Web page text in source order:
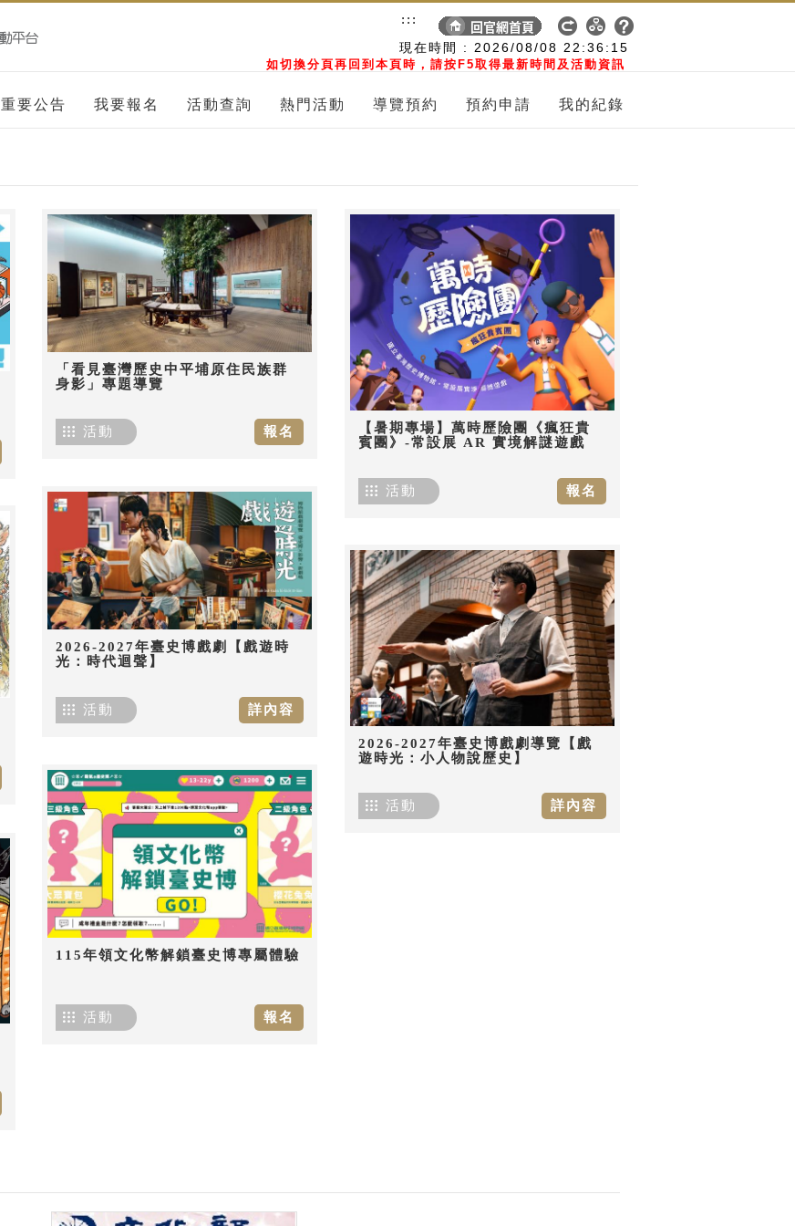
現在時間 : 2026/08/08 22:36:16
如切換分頁再回到本頁時，請按F5取得最新時間及活動資訊
:::
重要公告 我要報名 活動查詢 熱門活動 導覽預約 預約申請 我的紀錄
「看見臺灣歷史中平埔原住民族群
身影」專題導覽
報名
活動
【暑期專場】萬時歷險團《瘋狂貴
賓團》-常設展 AR 實境解謎遊戲
報名
活動
2026-2027年臺史博戲劇【戲遊時
光：時代迴聲】
詳內容
活動
2026-2027年臺史博戲劇導覽【戲
遊時光：小人物說歷史】
詳內容
活動
115年領文化幣解鎖臺史博專屬體驗
報名
活動